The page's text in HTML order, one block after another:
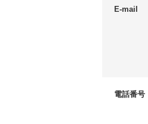
E-mail
電話番号